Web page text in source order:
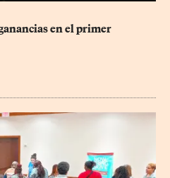
en el primer